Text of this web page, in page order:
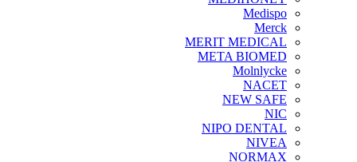
Medispo
Merck
MERIT MEDICAL
META BIOMED
Molnlycke
NACET
NEW SAFE
NIC
NIPO DENTAL
NIVEA
NORMAX